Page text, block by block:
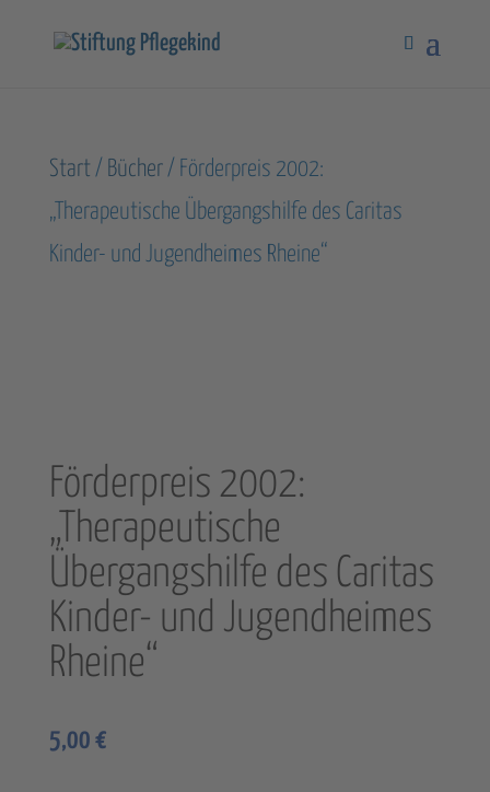
Start / Bücher/ Förderpreis 2002:
„Therapeutische Übergangshilfe des Caritas
Kinder- und Jugendheimes Rheine“
Förderpreis 2002:
„Therapeutische
Übergangshilfe des Caritas
Kinder- und Jugendheimes
Rheine“
5,00 €